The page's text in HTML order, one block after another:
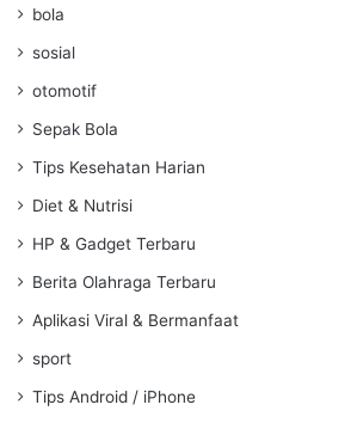
bola
sosial
otomotif
Sepak Bola
Tips Kesehatan Harian
Diet & Nutrisi
HP & Gadget Terbaru
Berita Olahraga Terbaru
Aplikasi Viral & Bermanfaat
sport
Tips Android / iPhone